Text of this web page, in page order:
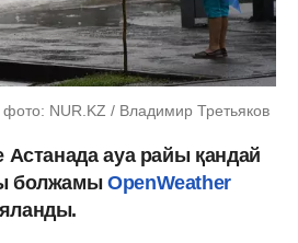
NUR.KZ / Владимир Третьяков
Астанада ауа райы қандай
болжамы OpenWeather